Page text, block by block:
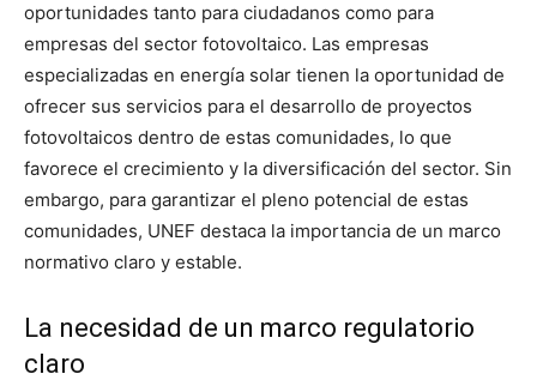
oportunidades tanto para ciudadanos como para
empresas del sector fotovoltaico. Las empresas
especializadas en energía solar tienen la oportunidad de
ofrecer sus servicios para el desarrollo de proyectos
fotovoltaicos dentro de estas comunidades, lo que
favorece el crecimiento y la diversificación del sector. Sin
embargo, para garantizar el pleno potencial de estas
comunidades, UNEF destaca la importancia de un marco
normativo claro y estable.
La necesidad de un marco regulatorio
claro